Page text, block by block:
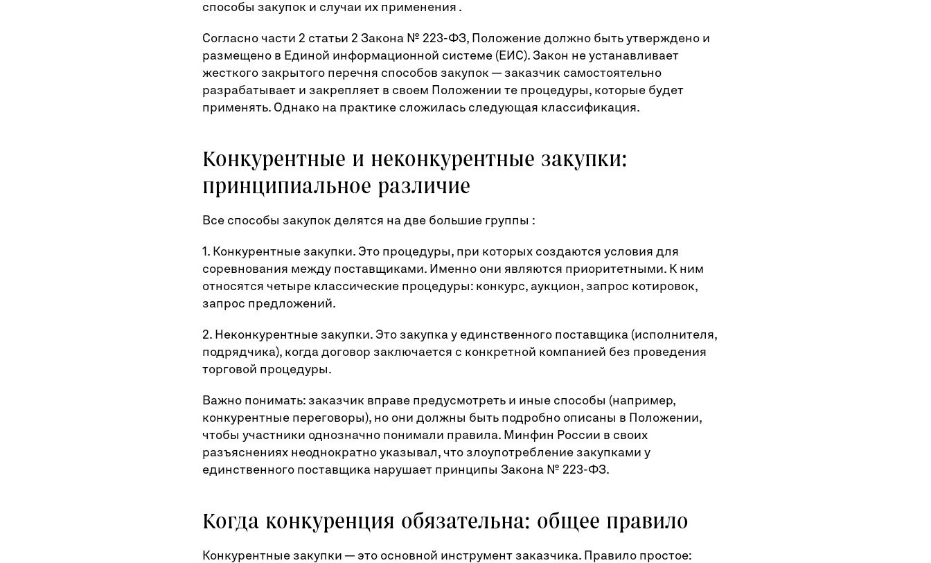
способы закупок и случаи их применения .
Согласно части 2 статьи 2 Закона № 223-ФЗ, Положение должно быть утверждено и
размещено в Единой информационной системе (ЕИС). Закон не устанавливает
жесткого закрытого перечня способов закупок — заказчик самостоятельно
разрабатывает и закрепляет в своем Положении те процедуры, которые будет
применять. Однако на практике сложилась следующая классификация.
Конкурентные и неконкурентные закупки:
принципиальное различие
Все способы закупок делятся на две большие группы :
1. Конкурентные закупки. Это процедуры, при которых создаются условия для
соревнования между поставщиками. Именно они являются приоритетными. К ним
относятся четыре классические процедуры: конкурс, аукцион, запрос котировок,
запрос предложений.
2. Неконкурентные закупки. Это закупка у единственного поставщика (исполнителя,
подрядчика), когда договор заключается с конкретной компанией без проведения
торговой процедуры.
Важно понимать: заказчик вправе предусмотреть и иные способы (например,
конкурентные переговоры), но они должны быть подробно описаны в Положении,
чтобы участники однозначно понимали правила. Минфин России в своих
разъяснениях неоднократно указывал, что злоупотребление закупками у
единственного поставщика нарушает принципы Закона № 223-ФЗ.
Когда конкуренция обязательна: общее правило
Конкурентные закупки — это основной инструмент заказчика. Правило простое: